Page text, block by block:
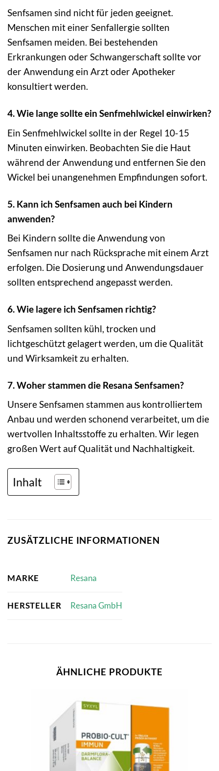
Senfsamen sind nicht für jeden geeignet.
Menschen mit einer Senfallergie sollten
Senfsamen meiden. Bei bestehenden
Erkrankungen oder Schwangerschaft sollte vor
der Anwendung ein Arzt oder Apotheker
konsultiert werden.
4. Wie lange sollte ein Senfmehlwickel einwirken?
Ein Senfmehlwickel sollte in der Regel 10-15
Minuten einwirken. Beobachten Sie die Haut
während der Anwendung und entfernen Sie den
Wickel bei unangenehmen Empfindungen sofort.
5. Kann ich Senfsamen auch bei Kindern
anwenden?
Bei Kindern sollte die Anwendung von
Senfsamen nur nach Rücksprache mit einem Arzt
erfolgen. Die Dosierung und Anwendungsdauer
sollten entsprechend angepasst werden.
6. Wie lagere ich Senfsamen richtig?
Senfsamen sollten kühl, trocken und
lichtgeschützt gelagert werden, um die Qualität
und Wirksamkeit zu erhalten.
7. Woher stammen die Resana Senfsamen?
Unsere Senfsamen stammen aus kontrolliertem
Anbau und werden schonend verarbeitet, um die
wertvollen Inhaltsstoffe zu erhalten. Wir legen
großen Wert auf Qualität und Nachhaltigkeit.
Inhalt
ZUSÄTZLICHE INFORMATIONEN
MARKE Resana
HERSTELLER Resana GmbH
ÄHNLICHE PRODUKTE